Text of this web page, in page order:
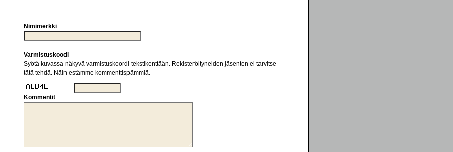
Nimimerkki
Varmistuskoodi
Syötä kuvassa näkyvä varmistuskoordi tekstikenttään. Rekisteröityneiden jäsenten ei tarvitse
tätä tehdä. Näin estämme kommenttispämmiä.
Kommentit